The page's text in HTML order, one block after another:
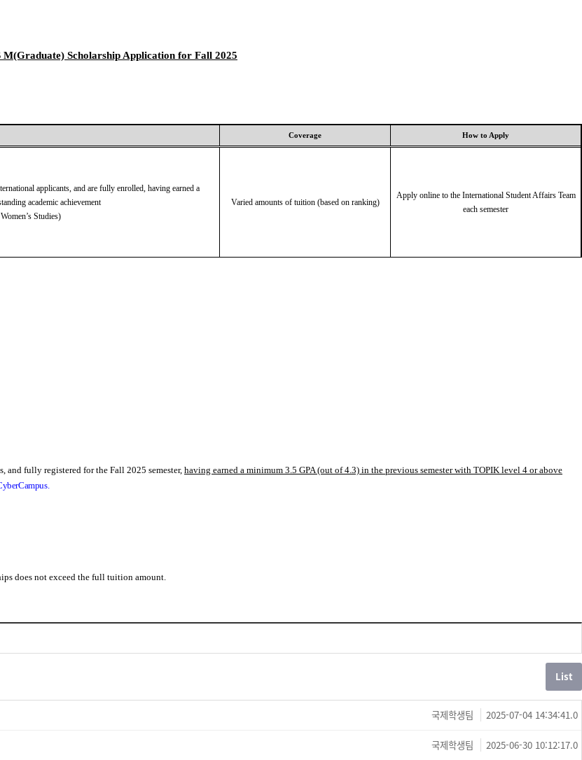
M(Graduate) Scholarship Application for Fall 2025
Coverage How to Apply
applicants, and are fully enrolled, having earned a
academic achievement
Studies)
Varied amounts of tuition (based on ranking)
Apply online to the International Student Affairs Team
each semester
and fully registered for the Fall 2025 semester, having earned a minimum 3.5 GPA (out of 4.3) in the previous semester with TOPIK level 4 or above
does not exceed the full tuition amount.
국제학생팀 2025-07-04 14:34:41.0
국제학생팀 2025-06-30 10:12:17.0